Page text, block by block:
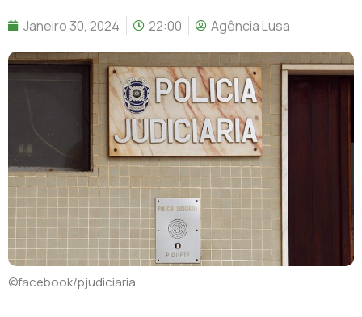
Janeiro 30, 2024 22:00 Agência Lusa
©facebook/pjudiciaria